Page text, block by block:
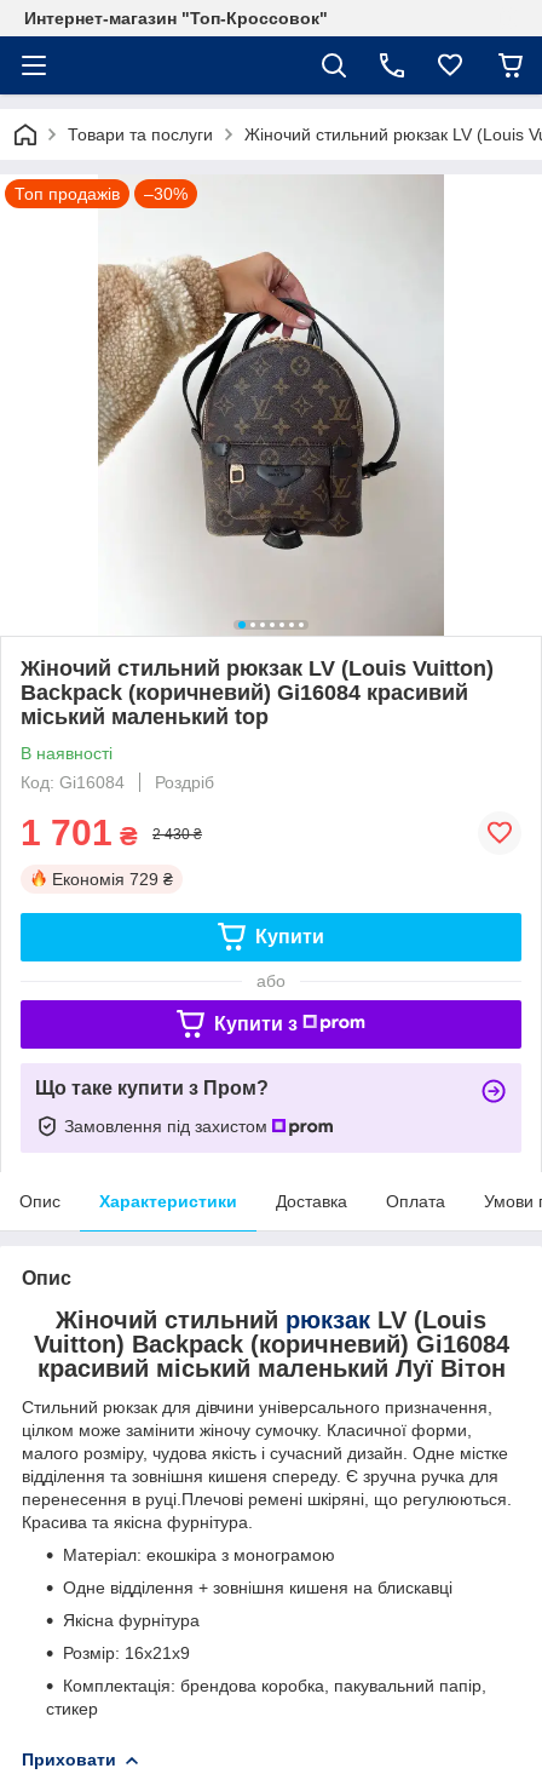
Интернет-магазин "Топ-Кроссовок"
Товари та послуги Жіночий стильний рюкзак LV (Louis
Топ продажів –30%
Жіночий стильний рюкзак LV (Louis Vuitton)
Backpack (коричневий) Gi16084 красивий
міський маленький top
В наявності
Код: Gi16084
Роздріб
1 701 ₴ 2 430 ₴
Економія 729 ₴
Купити
або
Купити з
Що таке купити з Пром?
Замовлення під захистом
Опис Характеристики Доставка Оплата Умови
Опис
Жіночий стильний рюкзак LV (Louis
Vuitton) Backpack (коричневий) Gi16084
красивий міський маленький Луї Вітон
Стильний рюкзак для дівчини універсального призначення,
цілком може замінити жіночу сумочку. Класичної форми,
малого розміру, чудова якість і сучасний дизайн. Одне містке
відділення та зовнішня кишеня спереду. Є зручна ручка для
перенесення в руці.Плечові ремені шкіряні, що регулюються.
Красива та якісна фурнітура.
Матеріал: екошкіра з монограмою
Одне відділення + зовнішня кишеня на блискавці
Якісна фурнітура
Розмір: 16х21х9
Комплектація: брендова коробка, пакувальний папір,
стикер
Приховати